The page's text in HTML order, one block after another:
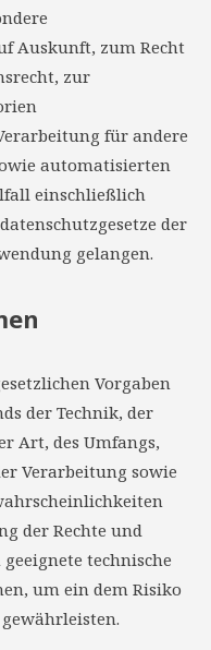
Auskunft, zum Recht
zur
für andere
automatisierten
einschließlich
der
gelangen.
Vorgaben
der Technik, der
Art, des Umfangs,
Verarbeitung sowie
der Rechte und
technische
um ein dem Risiko